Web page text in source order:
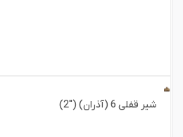
شیر قفلی 6 (آذران) ("2)